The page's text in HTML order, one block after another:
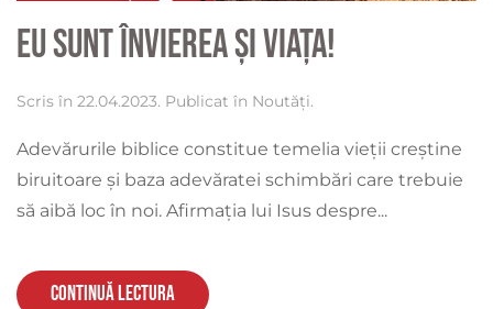
Eu sunt Învierea și Viața!
Scris în 22.04.2023. Publicat în Noutăți.
Adevărurile biblice constitue temelia vieții creștine
biruitoare și baza adevăratei schimbări care trebuie
să aibă loc în noi. Afirmația lui Isus despre...
Continuă lectura